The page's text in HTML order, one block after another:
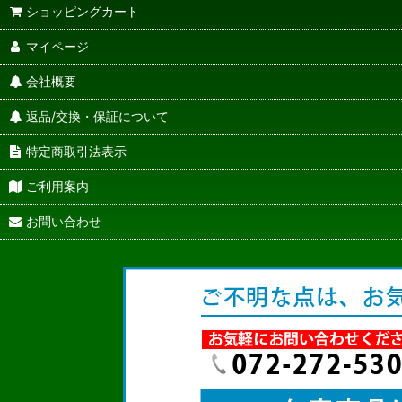
ショッピングカート
マイページ
会社概要
返品/交換・保証について
特定商取引法表示
ご利用案内
お問い合わせ